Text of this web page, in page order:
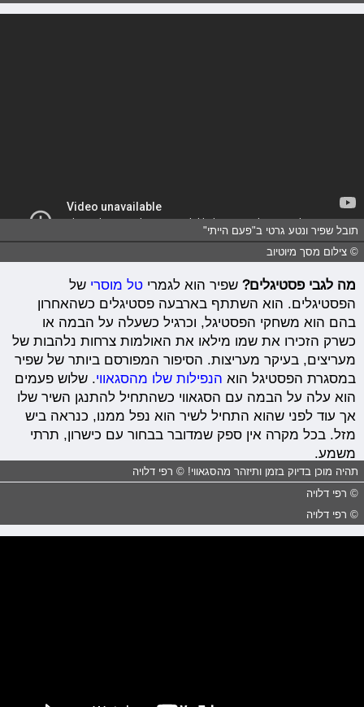
תובל שפיר ונטע גרטי ב"פעם הייתי"
© צילום מסך מיוטיוב
מה לגבי פסטיגלים? שפיר הוא לגמריטל מוסרי של
הפסטיגלים. הוא השתתף בארבעה פסטיגלים כשהאחרון
בהם הוא משחקי הפסטיגל, וכרגיל כשעלה על הבמה או
כשרק הזכירו את שמו מילאו את האולמות צרחות נלהבות של
מעריצים, בעיקר מעריצות. הסיפור המפורסם ביותר של שפיר
במסגרת הפסטיגל הוא הנפילות שלו מהסגאווי. שלוש פעמים
הוא עלה על הבמה עם הסגאווי כשהתחיל להתנגן השיר שלו
אך עוד לפני שהוא התחיל לשיר הוא נפל ממנו, כנראה ביש
מזל. בכל מקרה אין ספק שמדובר בבחור עם כישרון, תרתי
משמע.
תהיה מוכן בדיוק בזמן ותיזהר מהסגאווי! © רפי דלויה
© רפי דלויה
© רפי דלויה